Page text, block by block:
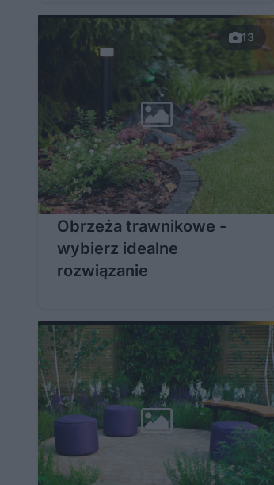
13
Obrzeża trawnikowe -
wybierz idealne
rozwiązanie